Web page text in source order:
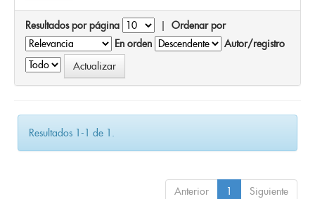
Resultados por página | Ordenar por
En orden
Autor/registro
Resultados 1-1 de 1.
Anterior 1 Siguiente